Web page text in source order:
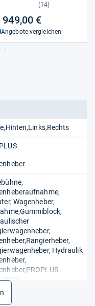
(14)
949,00 €
Angebote vergleichen
Wagenheber,
Hydraulik